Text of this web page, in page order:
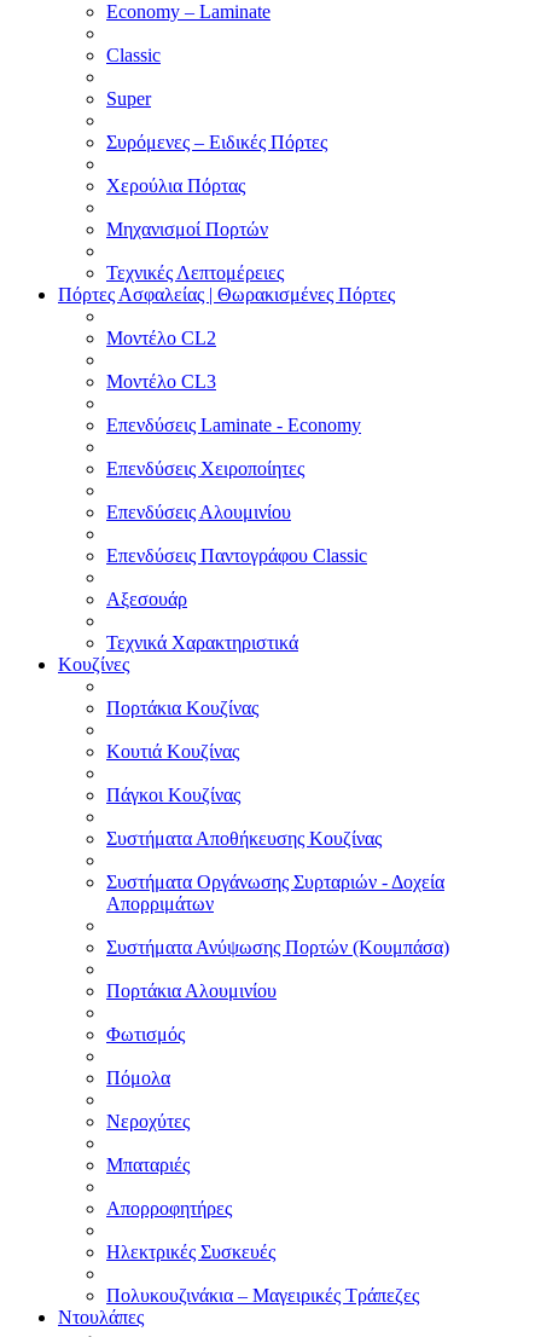
Economy – Laminate
Classic
Super
Συρόμενες – Ειδικές Πόρτες
Χερούλια Πόρτας
Μηχανισμοί Πορτών
Τεχνικές Λεπτομέρειες
Πόρτες Ασφαλείας | Θωρακισμένες Πόρτες
Μοντέλο CL2
Μοντέλο CL3
Επενδύσεις Laminate - Economy
Επενδύσεις Χειροποίητες
Επενδύσεις Αλουμινίου
Επενδύσεις Παντογράφου Classic
Αξεσουάρ
Τεχνικά Χαρακτηριστικά
Κουζίνες
Πορτάκια Κουζίνας
Κουτιά Κουζίνας
Πάγκοι Κουζίνας
Συστήματα Αποθήκευσης Κουζίνας
Συστήματα Οργάνωσης Συρταριών - Δοχεία
Απορριμάτων
Συστήματα Ανύψωσης Πορτών (Κουμπάσα)
Πορτάκια Αλουμινίου
Φωτισμός
Πόμολα
Νεροχύτες
Μπαταριές
Απορροφητήρες
Ηλεκτρικές Συσκευές
Πολυκουζινάκια – Μαγειρικές Τράπεζες
Ντουλάπες